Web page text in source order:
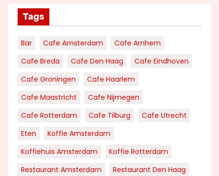
Tags
Bar Cafe Amsterdam
Cafe Arnhem
Cafe Breda
Cafe Den Haag
Cafe Eindhoven
Cafe Groningen
Cafe Haarlem
Cafe Maastricht
Cafe Nijmegen
Cafe Rotterdam
Cafe Tilburg
Cafe Utrecht
Eten
Koffie Amsterdam
Koffiehuis Amsterdam
Koffie Rotterdam
Restaurant Amsterdam
Restaurant Den Haag